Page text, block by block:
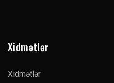
Xidmətlər
Xidmətlər